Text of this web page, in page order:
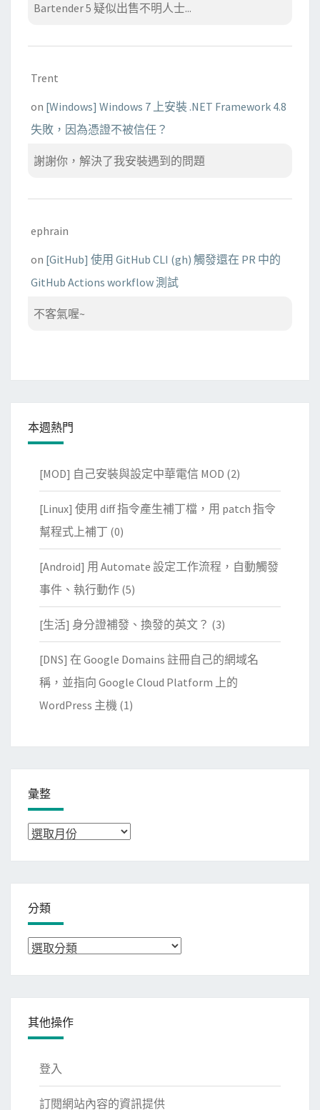
Bartender 5 疑似出售不明人士...
Trent
on [Windows] Windows 7 上安裝 .NET Framework 4.8
失敗，因為憑證不被信任？
謝謝你，解決了我安裝遇到的問題
ephrain
on [GitHub] 使用 GitHub CLI (gh) 觸發還在 PR 中的
GitHub Actions workflow 測試
不客氣喔~
本週熱門
[MOD] 自己安裝與設定中華電信 MOD (2)
[Linux] 使用 diff 指令產生補丁檔，用 patch 指令
幫程式上補丁 (0)
[Android] 用 Automate 設定工作流程，自動觸發
事件、執行動作 (5)
[生活] 身分證補發、換發的英文？ (3)
[DNS] 在 Google Domains 註冊自己的網域名
稱，並指向 Google Cloud Platform 上的
WordPress 主機 (1)
彙整
彙
分類
分
其他操作
登入
訂閱網站內容的資訊提供